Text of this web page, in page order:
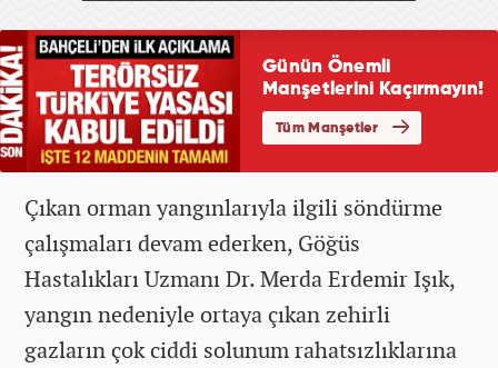
Çıkan orman yangınlarıyla ilgili söndürme
çalışmaları devam ederken, Göğüs
Hastalıkları Uzmanı Dr. Merda Erdemir Işık,
yangın nedeniyle ortaya çıkan zehirli
gazların çok ciddi solunum rahatsızlıklarına